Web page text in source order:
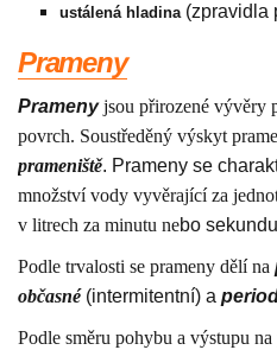
ustálená hladina (zpravidla
Prameny
Pramenyjsou přirozené vývěry
povrch. Soustředěný výskyt
prameniště. Prameny se
množství vody vyvěrající za
v litrech za minutu nebo
Podle trvalosti se prameny dělí na
občasné (intermitentní) a
Podle směru pohybu a výstupu